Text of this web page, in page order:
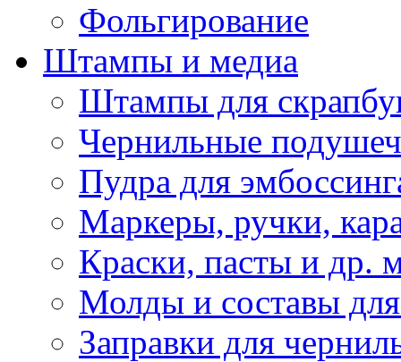
Фольгирование
Штампы и медиа
Штампы для
Чернильные
Пудра для
Маркеры, ручки,
Краски, пасты и др.
Молды и составы
Заправки для